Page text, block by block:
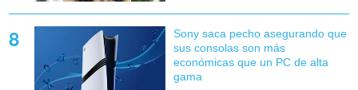
Sony saca pecho asegurando que
sus consolas son más
económicas que un PC de alta
gama